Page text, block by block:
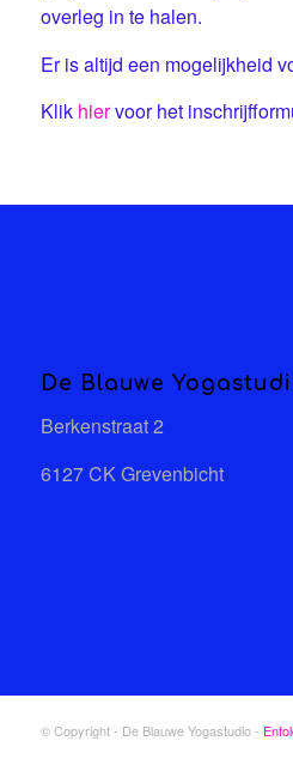
overleg in te halen.
Er is altijd een mogelijkheid
Klik hiervoor het
De Blauwe
Berkenstraat 2
6127 CK Grevenbicht
© Copyright - De Blauwe Yogastudio -